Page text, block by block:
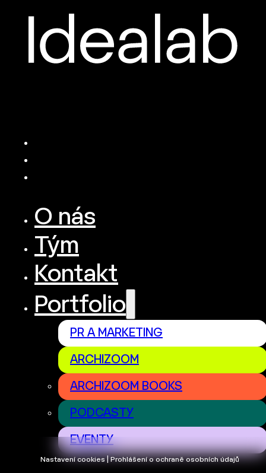
Nastavení cookies | Prohlášení o ochraně osobních údajů
O nás
Tým
Kontakt
Portfolio
PR A MARKETING
ARCHIZOOM
ARCHIZOOM BOOKS
PODCASTY
EVENTY